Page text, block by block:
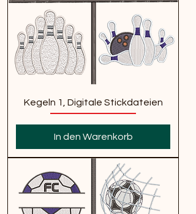
Kegeln 1, Digitale Stickdateien
In den Warenkorb